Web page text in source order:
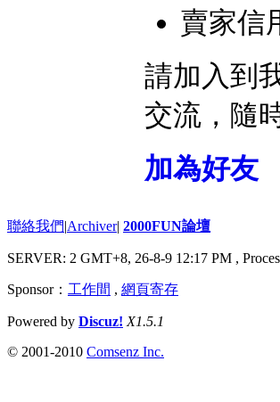
賣家信
請加入到
交流，隨
加為好友
聯絡我們|Archiver| 2000FUN論壇
SERVER: 2 GMT+8, 26-8-9 12:17 PM ,
Sponsor： 工作間 , 網頁寄存
Powered by Discuz! X1.5.1
© 2001-2010 Comsenz Inc.